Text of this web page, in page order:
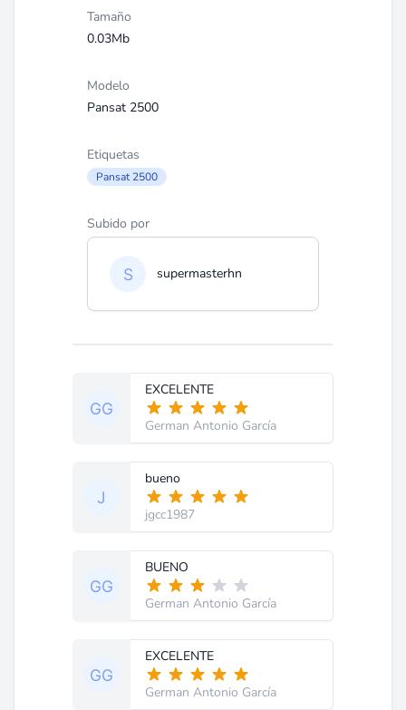
Tamaño
0.03Mb
Modelo
Pansat 2500
Etiquetas
Pansat 2500
Subido por
supermasterhn
EXCELENTE
German Antonio García
bueno
jgcc1987
BUENO
German Antonio García
EXCELENTE
German Antonio García